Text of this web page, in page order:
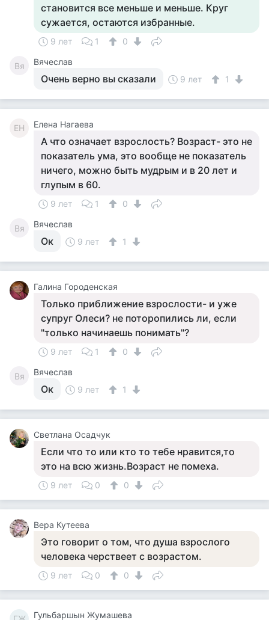
становится все меньше и меньше. Круг
сужается, остаются избранные.
9 лет 1 0
Вя Вячеслав
Очень верно вы сказали 9 лет 1
ЕН Елена Нагаева
А что означает взрослость? Возраст- это не
показатель ума, это вообще не показатель
ничего, можно быть мудрым и в 20 лет и
глупым в 60.
9 лет 1 0
Вя Вячеслав
Ок 9 лет 1
Галина Городенская
Только приближение взрослости- и уже
супруг Олеси? не поторопились ли, если
"только начинаешь понимать"?
9 лет 1 0
Вя Вячеслав
Ок 9 лет 1
Светлана Осадчук
Если что то или кто то тебе нравится,то
это на всю жизнь.Возраст не помеха.
9 лет 0 0
Вера Кутеева
Это говорит о том, что душа взрослого
человека черствеет с возрастом.
9 лет 0 0
Гульбаршын Жумашева